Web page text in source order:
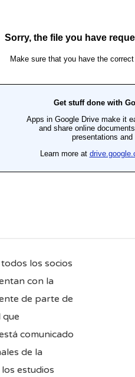
los socios
con la
de parte de
comunicado
de la
estudios